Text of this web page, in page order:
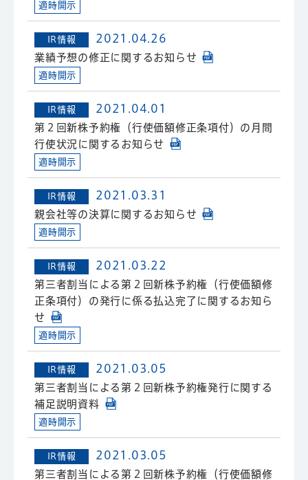
適時開示
IR情報 2021.04.26
業績予想の修正に関するお知らせ
適時開示
IR情報 2021.04.01
第２回新株予約権（行使価額修正条項付）の月間
行使状況に関するお知らせ
適時開示
IR情報 2021.03.31
親会社等の決算に関するお知らせ
適時開示
IR情報 2021.03.22
第三者割当による第２回新株予約権（行使価額修
正条項付）の発行に係る払込完了に関するお知ら
せ
適時開示
IR情報 2021.03.05
第三者割当による第２回新株予約権発行に関する
補足説明資料
適時開示
IR情報 2021.03.05
第三者割当による第２回新株予約権（行使価額修